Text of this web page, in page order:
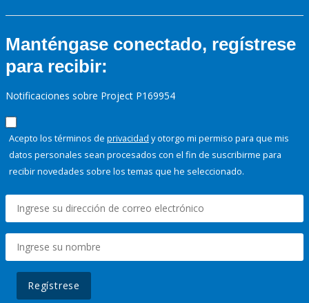
Manténgase conectado, regístrese
para recibir:
Notificaciones sobre Project P169954
Acepto los términos de privacidad y otorgo mi permiso para que mis
datos personales sean procesados con el fin de suscribirme para
recibir novedades sobre los temas que he seleccionado.
Regístrese